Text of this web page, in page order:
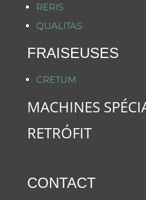
RERIS
QUALITAS
FRAISEUSES
CRETUM
MACHINES
RETRÓFIT
CONTACT